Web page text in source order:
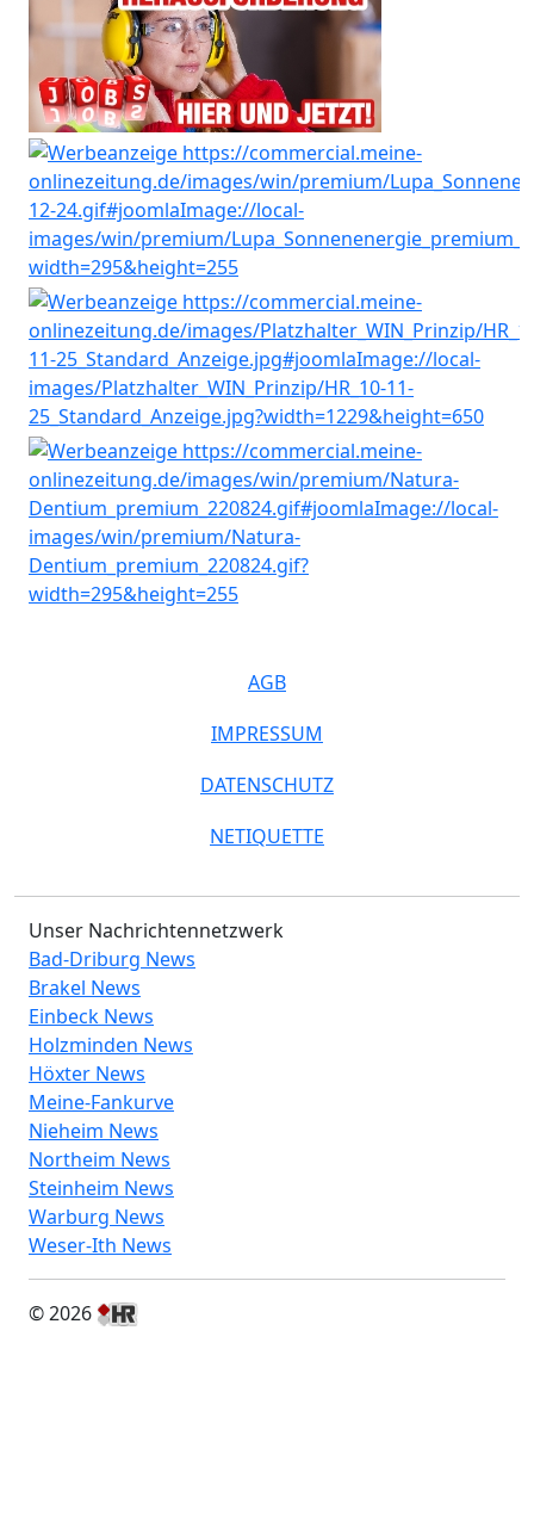
AGB
IMPRESSUM
DATENSCHUTZ
NETIQUETTE
Unser Nachrichtennetzwerk
Bad-Driburg News
Brakel News
Einbeck News
Holzminden News
Höxter News
Meine-Fankurve
Nieheim News
Northeim News
Steinheim News
Warburg News
Weser-Ith News
© 2026